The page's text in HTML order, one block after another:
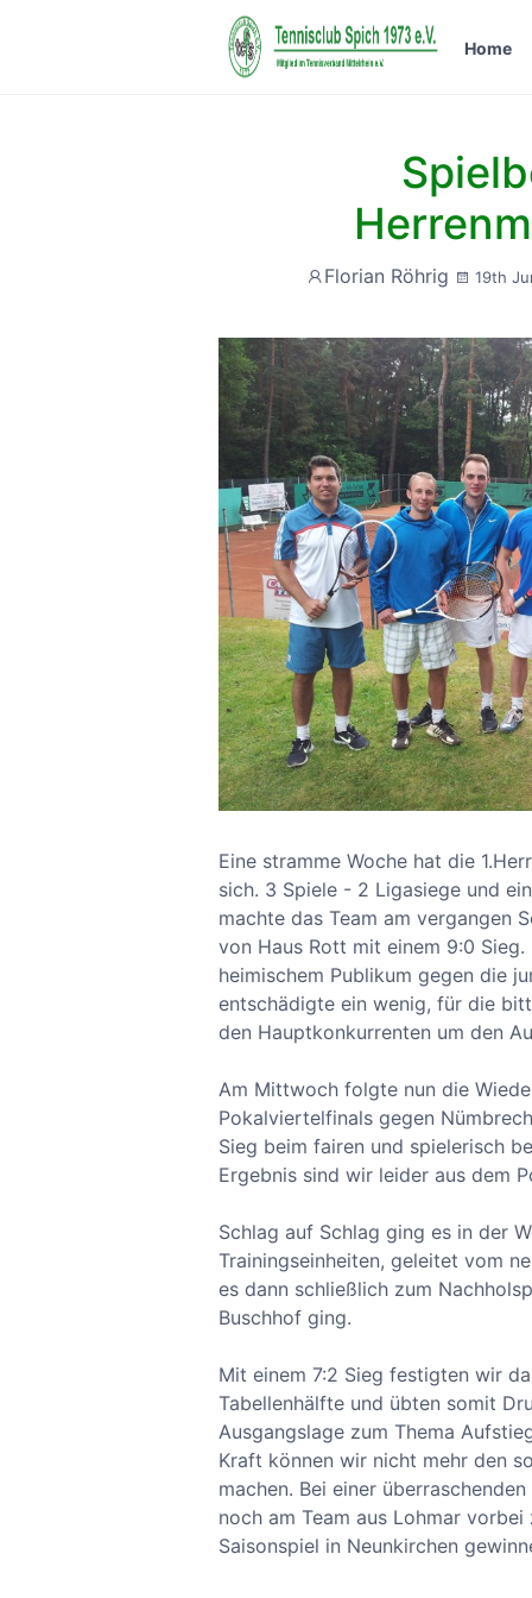
Home
Florian Röhrig 19th
Eine stramme Woche hat die
sich. 3 Spiele - 2 Ligasiege und
machte das Team am vergangen
von Haus Rott mit einem 9:0
heimischem Publikum gegen die
entschädigte ein wenig, für die
den Hauptkonkurrenten um den
Am Mittwoch folgte nun die
Pokalviertelfinals gegen
Sieg beim fairen und spielerisch
Ergebnis sind wir leider aus dem
Schlag auf Schlag ging es in der
Trainingseinheiten, geleitet vom
es dann schließlich zum
Buschhof ging.
Mit einem 7:2 Sieg festigten wir
Tabellenhälfte und übten somit
Ausgangslage zum Thema
Kraft können wir nicht mehr den
machen. Bei einer
noch am Team aus Lohmar
Saisonspiel in Neunkirchen